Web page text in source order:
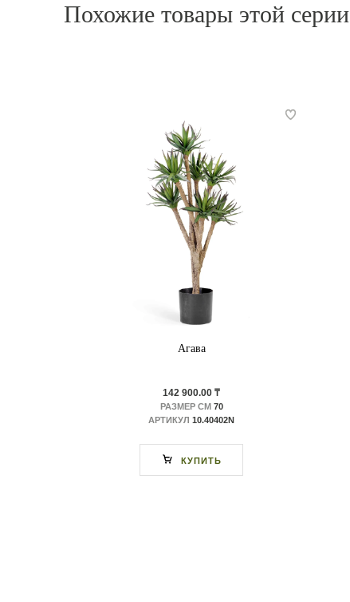
Похожие товары этой серии
Агава
142 900.00 ₸
РАЗМЕР СМ70
АРТИКУЛ 10.40402N
КУПИТЬ